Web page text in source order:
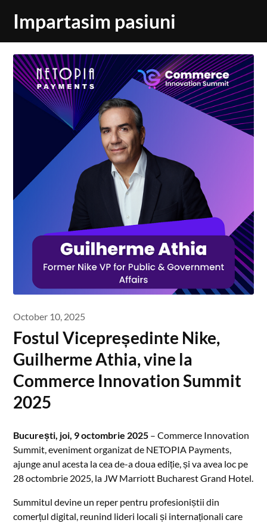
Impartasim pasiuni
October 10, 2025
Fostul Vicepreședinte Nike,
Guilherme Athia, vine la
Commerce Innovation Summit
2025
București, joi, 9 octombrie 2025 – Commerce Innovation
Summit, eveniment organizat de NETOPIA Payments,
ajunge anul acesta la cea de-a doua ediție, și va avea loc pe
28 octombrie 2025, la JW Marriott Bucharest Grand Hotel.
Summitul devine un reper pentru profesioniștii din
comerțul digital, reunind lideri locali și internaționali care